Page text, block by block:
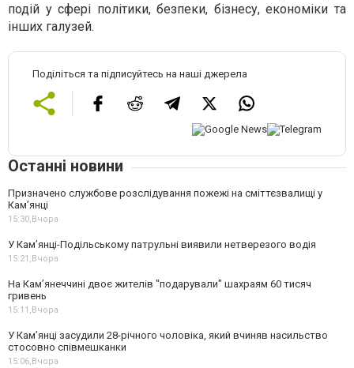
подій у сфері політики, безпеки, бізнесу, економіки та
інших галузей.
Поділіться та підписуйтесь на наші джерела
Останні новини
Призначено службове розслідування пожежі на сміттєзвалищі у
Кам’янці
15:30, Вчора
У Кам’янці-Подільському патрульні виявили нетверезого водія
15:21, Вчора
На Камʼянеччині двоє жителів "подарували" шахраям 60 тисяч
гривень
15:11, Вчора
У Камʼянці засудили 28-річного чоловіка, який вчиняв насильство
стосовно співмешканки
15:06, Вчора